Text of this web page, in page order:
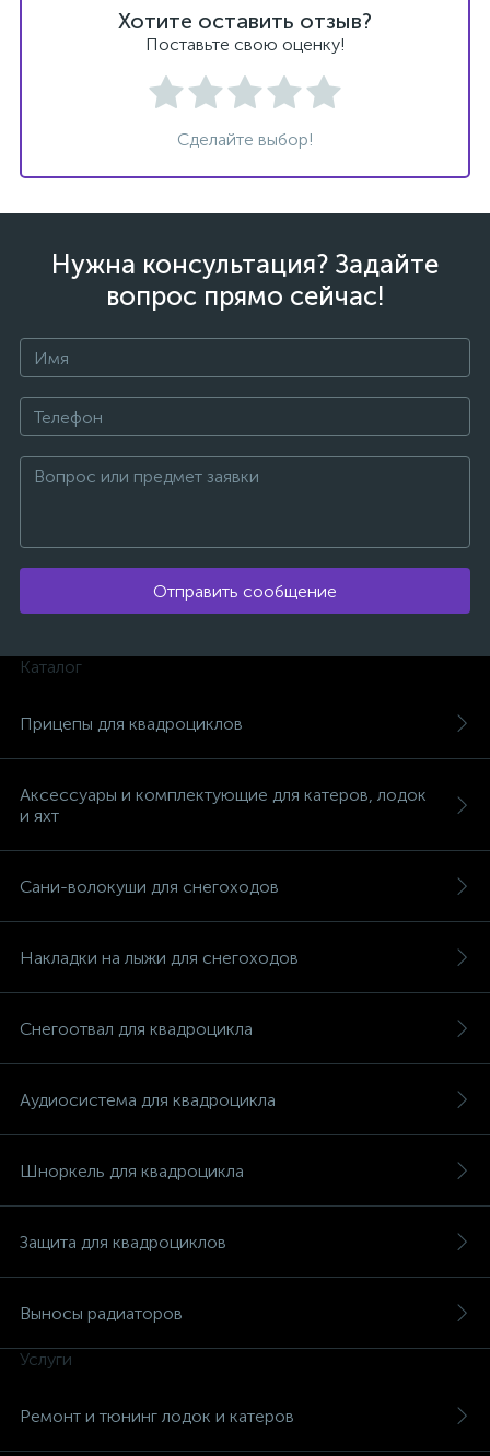
Хотите оставить отзыв?
Поставьте свою оценку!
Сделайте выбор!
Нужна консультация? Задайте
вопрос прямо сейчас!
Отправить сообщение
Каталог
Прицепы для квадроциклов
Аксессуары и комплектующие для катеров, лодок
и яхт
Сани-волокуши для снегоходов
Накладки на лыжи для снегоходов
Снегоотвал для квадроцикла
Аудиосистема для квадроцикла
Шноркель для квадроцикла
Защита для квадроциклов
Выносы радиаторов
Услуги
Ремонт и тюнинг лодок и катеров